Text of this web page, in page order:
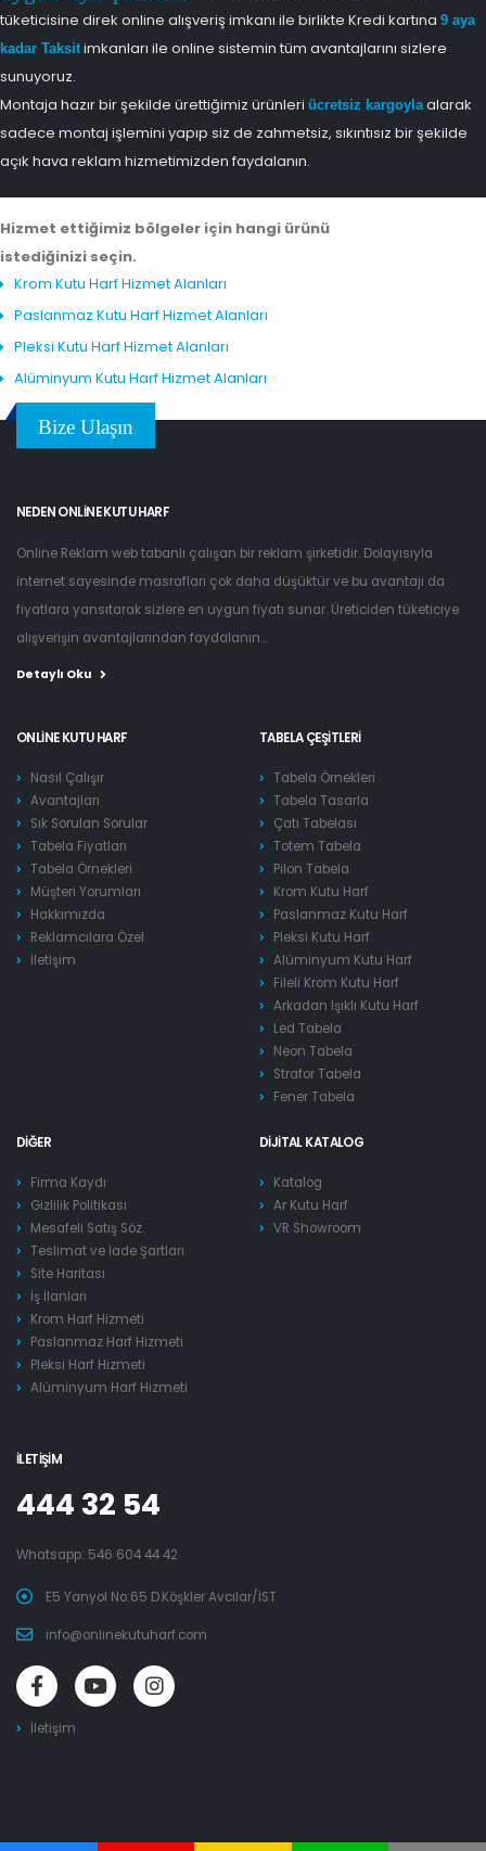
tüketicisine direk online alışveriş imkanı ile birlikte Kredi kartına 9 aya
kadar Taksitimkanları ile online sistemin tüm avantajlarını sizlere
sunuyoruz.
Montaja hazır bir şekilde ürettiğimiz ürünleri ücretsiz kargoylaalarak
sadece montaj işlemini yapıp siz de zahmetsiz, sıkıntısız bir şekilde
açık hava reklam hizmetimizden faydalanın.
Hizmet ettiğimiz bölgeler için hangi ürünü
istediğinizi seçin.
Krom Kutu Harf Hizmet Alanları
Paslanmaz Kutu Harf Hizmet Alanları
Pleksi Kutu Harf Hizmet Alanları
Alüminyum Kutu Harf Hizmet Alanları
Bize Ulaşın
NEDEN ONLINE KUTU HARF
Online Reklam web tabanlı çalışan bir reklam şirketidir. Dolayısıyla
internet sayesinde masrafları çok daha düşüktür ve bu avantajı da
fiyatlara yansıtarak sizlere en uygun fiyatı sunar. Üreticiden tüketiciye
alışverişin avantajlarından faydalanın...
Detaylı Oku
ONLINE KUTU HARF
Nasıl Çalışır
Avantajları
Sık Sorulan Sorular
Tabela Fiyatları
Tabela Örnekleri
Müşteri Yorumları
Hakkımızda
Reklamcılara Özel
İletişim
TABELA ÇEŞITLERI
Tabela Örnekleri
Tabela Tasarla
Çatı Tabelası
Totem Tabela
Pilon Tabela
Krom Kutu Harf
Paslanmaz Kutu Harf
Pleksi Kutu Harf
Alüminyum Kutu Harf
Fileli Krom Kutu Harf
Arkadan Işıklı Kutu Harf
Led Tabela
Neon Tabela
Strafor Tabela
Fener Tabela
DIĞER
Firma Kaydı
Gizlilik Politikası
Mesafeli Satış Söz.
Teslimat ve İade Şartları
Site Haritası
İş İlanları
Krom Harf Hizmeti
Paslanmaz Harf Hizmeti
Pleksi Harf Hizmeti
Alüminyum Harf Hizmeti
DIJITAL KATALOG
Katalog
Ar Kutu Harf
VR Showroom
İLETIŞIM
444 32 54
Whatsapp: 546 604 44 42
E5 Yanyol No:65 D.Köşkler Avcılar/İST
info@onlinekutuharf.com
İletişim